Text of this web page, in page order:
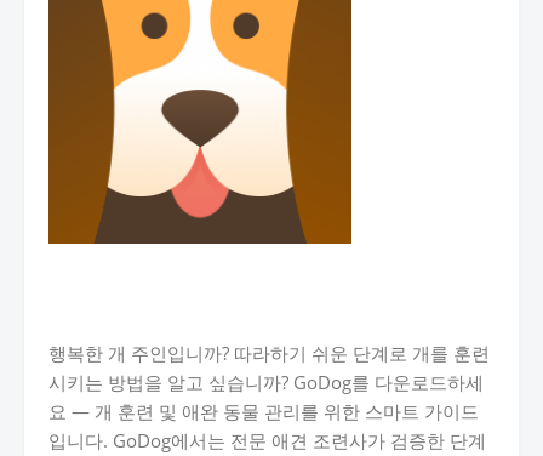
행복한 개 주인입니까? 따라하기 쉬운 단계로 개를 훈련
시키는 방법을 알고 싶습니까? GoDog를 다운로드하세
요 — 개 훈련 및 애완 동물 관리를 위한 스마트 가이드
입니다. GoDog에서는 전문 애견 조련사가 검증한 단계